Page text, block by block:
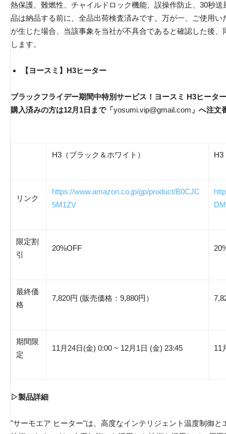
熱保護、難燃性、チャイルドロック機能、誤操作防止、30秒
品は納品する前に、全品出荷検査済みです。万が一、ご使用
が生じた場合、当該事象を当社が不具合であると確認した後
します。
【ヨースミ】H3ヒーター
ブラックフライデー期間中特別サービス！ヨースミ H3ヒータ
購入済みの方は12月1日まで「yosumi.vip@gmail.com 」へ注文
H3（ブラック＆ホワイト） H3
リンク
https://www.amazon.co.jp/gp/product/B0CJC
5M1ZV
限定割
引
20%OFF
最終価
格
7,820円 (販売価格：9,880円）
期間限
定
11月24日(金) 0:00 ~ 12月1日 (金) 23:45 11
▷製品詳細
"サーモエア ヒーター"は、高度なインテリジェント温度制御